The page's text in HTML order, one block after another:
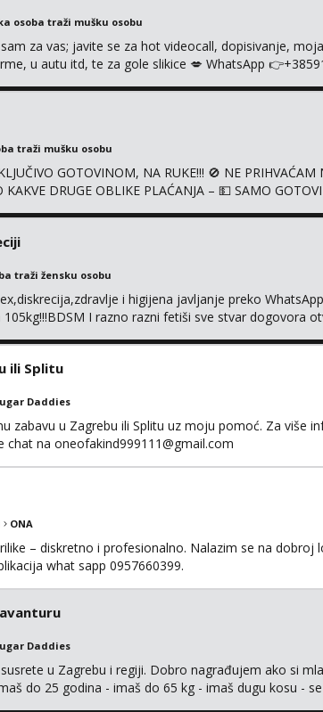
osoba traži mušku osobu
za vas; javite se za hot videocall, dopisivanje,
u autu itd, te za gole slikice 💋 WhatsApp
traži mušku osobu
GOTOVINOM, NA RUKE!!! 🚫 NE PRIHVAĆAM
DRUGE OBLIKE PLAĆANJA – 💵 SAMO
traži žensku osobu
i higijena javljanje preko
I razno razni fetiši sve stvar dogovora
ili Splitu
Daddies
zabavu u Zagrebu ili Splitu uz moju pomoć. Za više
chat na oneofakind999111@gmail.com
ONA
– diskretno i profesionalno. Nalazim se na dobroj
what sapp 0957660399.
Daddies
u Zagrebu i regiji. Dobro nagrađujem ako si
do 25 godina - imaš do 65 kg - imaš dugu kosu -